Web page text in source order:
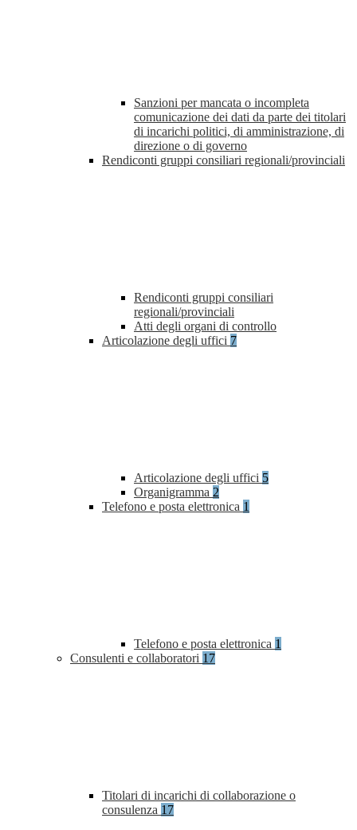
Sanzioni per mancata o incompleta
comunicazione dei dati da parte dei titolari
di incarichi politici, di amministrazione, di
direzione o di governo
Rendiconti gruppi consiliari regionali/provinciali
Rendiconti gruppi consiliari
regionali/provinciali
Atti degli organi di controllo
Articolazione degli uffici 7
Articolazione degli uffici 5
Organigramma 2
Telefono e posta elettronica 1
Telefono e posta elettronica 1
Consulenti e collaboratori 17
Titolari di incarichi di collaborazione o
consulenza 17